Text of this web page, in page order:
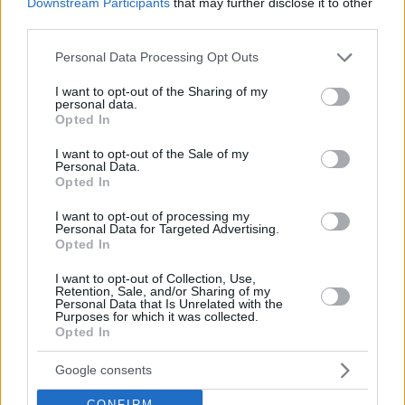
Please note that this website/app uses one or more Google
not limited to your visit or usage behaviour. You may click to
grant or deny consent to Google and its third-party tags to
use your data for below specified purposes in below Google
consent section.
Personal Data Processing Opt Outs
I want to opt-out of the Sharing of my
personal data.
Opted In
I want to opt-out of the Sale of my
Personal Data.
Opted In
I want to opt-out of processing my
Personal Data for Targeted Advertising.
Opted In
I want to opt-out of Collection, Use,
Retention, Sale, and/or Sharing of my
Personal Data that Is Unrelated with the
Purposes for which it was collected.
Opted In
Google consents
05.03.2018, 05:56 16